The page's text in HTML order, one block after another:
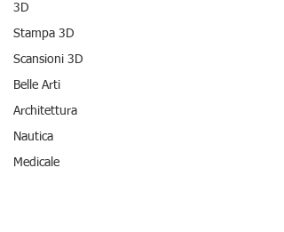
3D
Stampa 3D
Scansioni 3D
Belle Arti
Architettura
Nautica
Medicale